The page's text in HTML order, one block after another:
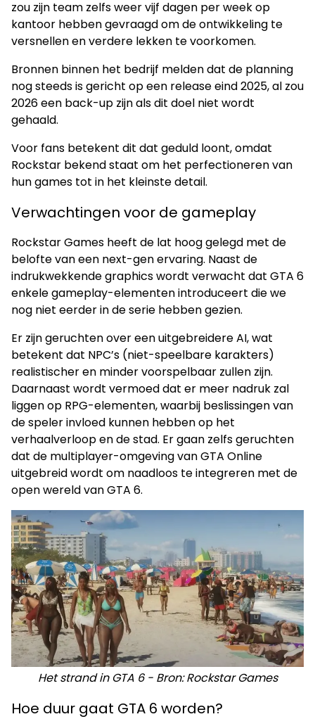
zou zijn team zelfs weer vijf dagen per week op
kantoor hebben gevraagd om de ontwikkeling te
versnellen en verdere lekken te voorkomen.
Bronnen binnen het bedrijf melden dat de planning
nog steeds is gericht op een release eind 2025, al zou
2026 een back-up zijn als dit doel niet wordt
gehaald.
Voor fans betekent dit dat geduld loont, omdat
Rockstar bekend staat om het perfectioneren van
hun games tot in het kleinste detail.
Verwachtingen voor de gameplay
Rockstar Games heeft de lat hoog gelegd met de
belofte van een next-gen ervaring. Naast de
indrukwekkende graphics wordt verwacht dat GTA 6
enkele gameplay-elementen introduceert die we
nog niet eerder in de serie hebben gezien.
Er zijn geruchten over een uitgebreidere AI, wat
betekent dat NPC’s (niet-speelbare karakters)
realistischer en minder voorspelbaar zullen zijn.
Daarnaast wordt vermoed dat er meer nadruk zal
liggen op RPG-elementen, waarbij beslissingen van
de speler invloed kunnen hebben op het
verhaalverloop en de stad. Er gaan zelfs geruchten
dat de multiplayer-omgeving van GTA Online
uitgebreid wordt om naadloos te integreren met de
open wereld van GTA 6.
Het strand in GTA 6 - Bron: Rockstar Games
Hoe duur gaat GTA 6 worden?